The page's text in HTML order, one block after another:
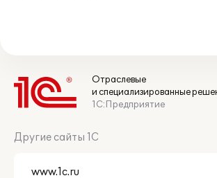
Отраслевые
и специализированные
1С:Предприятие
Другие сайты 1С